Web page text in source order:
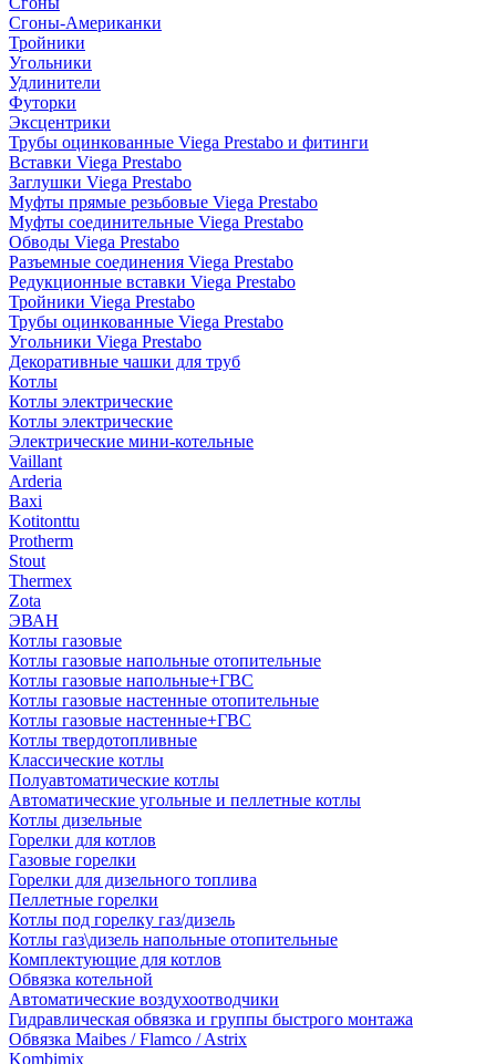
Сгоны-Американки
Тройники
Угольники
Удлинители
Футорки
Эксцентрики
Трубы оцинкованные Viega Prestabo и фитинги
Вставки Viega Prestabo
Заглушки Viega Prestabo
Муфты прямые резьбовые Viega Prestabo
Муфты соединительные Viega Prestabo
Обводы Viega Prestabo
Разъемные соединения Viega Prestabo
Редукционные вставки Viega Prestabo
Тройники Viega Prestabo
Трубы оцинкованные Viega Prestabo
Угольники Viega Prestabo
Декоративные чашки для труб
Котлы
Котлы электрические
Котлы электрические
Электрические мини-котельные
Vaillant
Arderia
Baxi
Kotitonttu
Protherm
Stout
Thermex
Zota
ЭВАН
Котлы газовые
Котлы газовые напольные отопительные
Котлы газовые напольные+ГВС
Котлы газовые настенные отопительные
Котлы газовые настенные+ГВС
Котлы твердотопливные
Классические котлы
Полуавтоматические котлы
Автоматические угольные и пеллетные котлы
Котлы дизельные
Горелки для котлов
Газовые горелки
Горелки для дизельного топлива
Пеллетные горелки
Котлы под горелку газ/дизель
Котлы газ\дизель напольные отопительные
Комплектующие для котлов
Обвязка котельной
Автоматические воздухоотводчики
Гидравлическая обвязка и группы быстрого монтажа
Обвязка Maibes / Flamco / Astrix
Kombimix